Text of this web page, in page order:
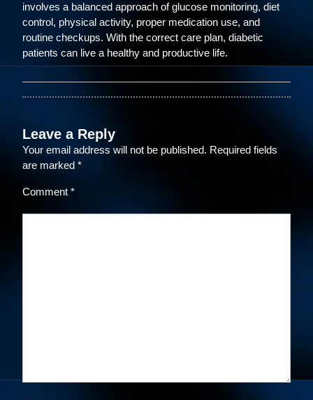
involves a balanced approach of glucose monitoring, diet
control, physical activity, proper medication use, and
routine checkups. With the correct care plan, diabetic
patients can live a healthy and productive life.
Leave a Reply
Your email address will not be published. Required fields
are marked *
Comment *